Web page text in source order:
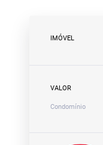
IMÓVEL
VALOR
Condomínio